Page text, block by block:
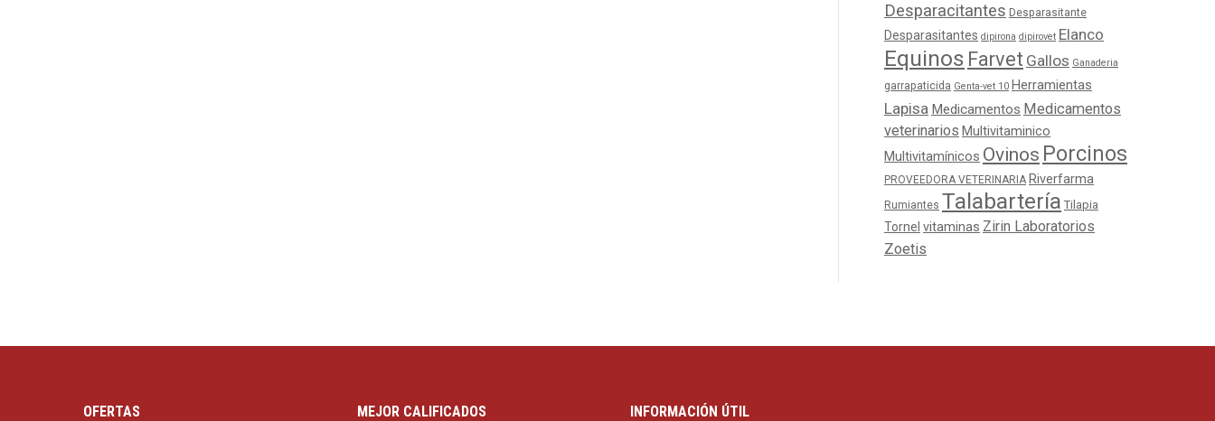
Desparacitantes Desparasitante
Desparasitantes dipirona dipirovet Elanco
Equinos Farvet Gallos Ganaderia
garrapaticida Genta-vet 10 Herramientas
Lapisa Medicamentos Medicamentos
veterinarios Multivitaminico
Multivitamínicos Ovinos Porcinos
PROVEEDORA VETERINARIA Riverfarma
Rumiantes Talabartería Tilapia
Tornel vitaminas Zirin Laboratorios
Zoetis
OFERTAS MEJOR CALIFICADOS INFORMACIÓN ÚTIL